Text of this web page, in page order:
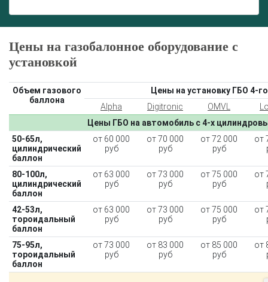
Цены на газобалонное оборудование с
установкой
Объем газового
баллона
Цены на установку ГБО 4-
Alpha
Digitronic OMVL
Цены ГБО на автомобиль с 4-х
50-65л,
цилиндрический
баллон
от 60 000
руб
от 70 000
руб
от 72 000
руб
от
80-100л,
цилиндрический
баллон
от 63 000
руб
от 73 000
руб
от 75 000
руб
от
42-53л,
тороидальный
баллон
от 63 000
руб
от 73 000
руб
от 75 000
руб
от
75-95л,
тороидальный
баллон
от 73 000
руб
от 83 000
руб
от 85 000
руб
от